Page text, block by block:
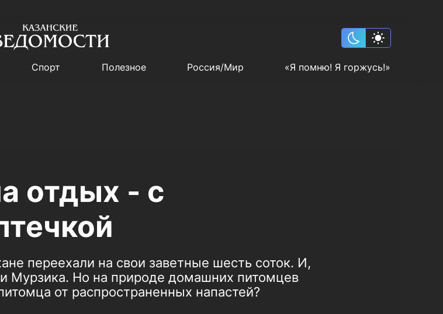
Спорт Полезное Россия/Мир «Я помню! Я горжусь!»
отдых - с
переехали на свои заветные шесть соток. И,
Мурзика. Но на природе домашних питомцев
от распространенных напастей?